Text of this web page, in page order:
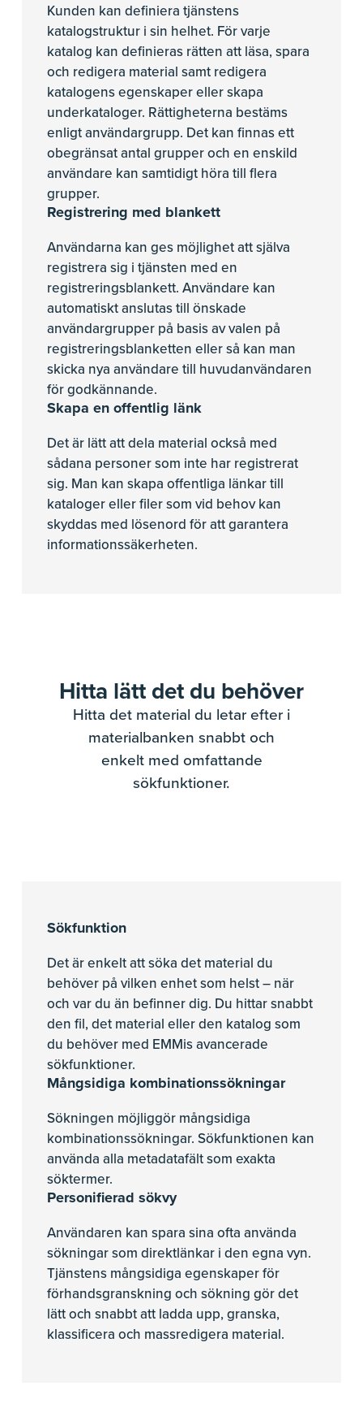
Kunden kan definiera tjänstens
katalogstruktur i sin helhet. För varje
katalog kan definieras rätten att läsa, spara
och redigera material samt redigera
katalogens egenskaper eller skapa
underkataloger. Rättigheterna bestäms
enligt användargrupp. Det kan finnas ett
obegränsat antal grupper och en enskild
användare kan samtidigt höra till flera
grupper.
Registrering med blankett
Användarna kan ges möjlighet att själva
registrera sig i tjänsten med en
registreringsblankett. Användare kan
automatiskt anslutas till önskade
användargrupper på basis av valen på
registreringsblanketten eller så kan man
skicka nya användare till huvudanvändaren
för godkännande.
Skapa en offentlig länk
Det är lätt att dela material också med
sådana personer som inte har registrerat
sig. Man kan skapa offentliga länkar till
kataloger eller filer som vid behov kan
skyddas med lösenord för att garantera
informationssäkerheten.
Sökfunktion
Det är enkelt att söka det material du
behöver på vilken enhet som helst – när
och var du än befinner dig. Du hittar snabbt
den fil, det material eller den katalog som
du behöver med EMMis avancerade
sökfunktioner.
Mångsidiga kombinationssökningar
Sökningen möjliggör mångsidiga
kombinationssökningar. Sökfunktionen kan
använda alla metadatafält som exakta
söktermer.
Personifierad sökvy
Användaren kan spara sina ofta använda
sökningar som direktlänkar i den egna vyn.
Tjänstens mångsidiga egenskaper för
förhandsgranskning och sökning gör det
lätt och snabbt att ladda upp, granska,
klassificera och massredigera material.
Hitta lätt det du behöver
Hitta det material du letar efter i
materialbanken snabbt och
enkelt med omfattande
sökfunktioner.